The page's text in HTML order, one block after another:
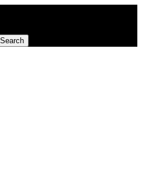
Search